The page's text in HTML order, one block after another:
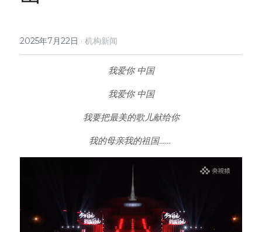
2025年7月22日 · 机构新闻
我爱你 中国
我爱你 中国
我要把最美的歌儿献给你
我的母亲我的祖国……